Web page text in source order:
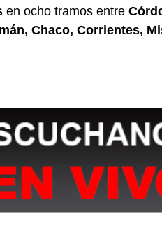
en ocho tramos entre
Chaco, Corrientes,